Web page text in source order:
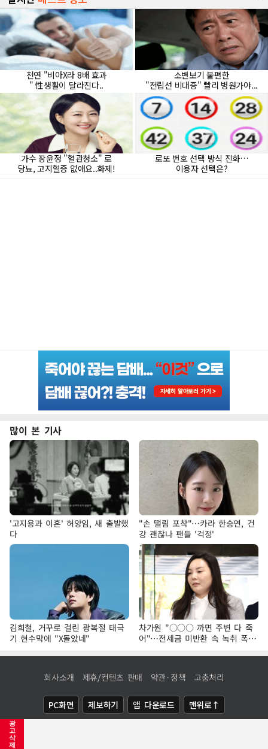
광
고
삭
제
많이 본 기사
'고지용과 이혼' 허양임, 새 출발했
다
"손 떨림 포착"…카라 한승연, 건
강 괜찮나 팬들 '걱정'
김희철, 거꾸로 걸린 광복절 태극
기 현수막에 "X돌았네"
차가원 "○○○ 까면 주변 다 죽
어"…전세금 미반환 속 녹취 폭로
파장
회사소개 제휴/컨텐츠 판매 약관·정책 고충처리
PC화면 제보하기 앱 다운로드 맨위로↑